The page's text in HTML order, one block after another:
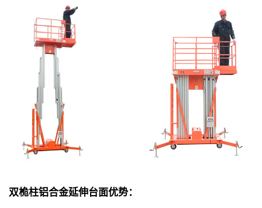
双桅柱铝合金延伸台面优势：